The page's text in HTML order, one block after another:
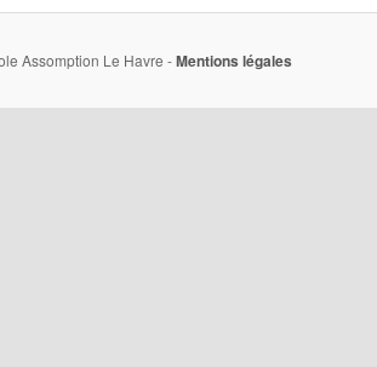
Assomption Le Havre -Mentions légales